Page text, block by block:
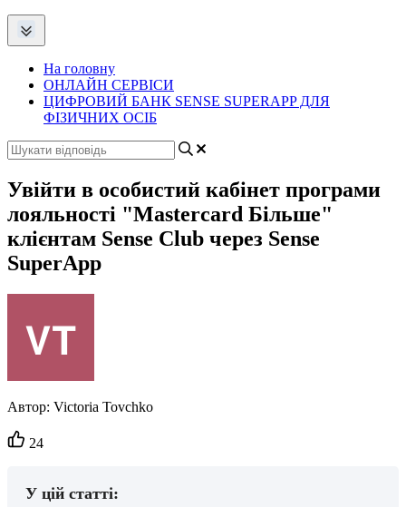
На головну
ОНЛАЙН СЕРВІСИ
ЦИФРОВИЙ БАНК SENSE SUPERAPP ДЛЯ
ФІЗИЧНИХ ОСІБ
Увійти в особистий кабінет програми
лояльності "Mastercard Більше"
клієнтам Sense Club через Sense
SuperApp
Автор: Victoria Tovchko
Кількість
вподобайок:
24
У цій статті: